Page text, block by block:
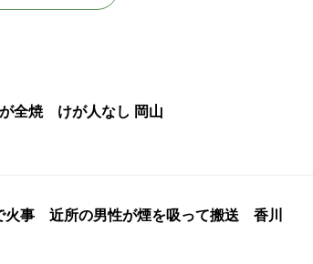
全焼 けが人なし 岡山
火事 近所の男性が煙を吸って搬送 香川